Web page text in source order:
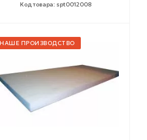
Код товара: spt0012008
НАШЕ ПРОИЗВОДСТВО